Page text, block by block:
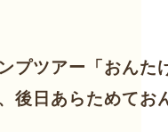
プツアー「おんた
後日あらためてお